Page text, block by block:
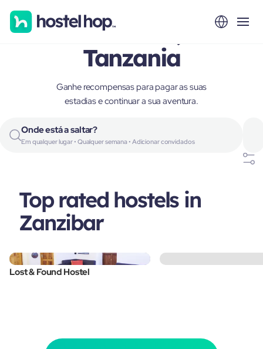
Zanzibar,
Tanzania
Ganhe recompensas para pagar as suas
estadias e continuar a sua aventura.
Onde está a saltar?
Em qualquer lugar • Qualquer semana • Adicionar convidados
Top rated hostels in
Zanzibar
Lost & Found Hostel